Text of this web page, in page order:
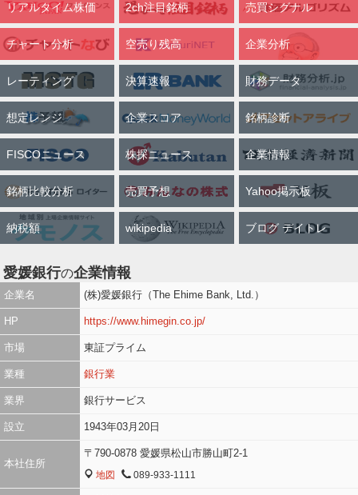
リアルタイム株価 2ch注目銘柄 売買シグナル
チャート分析 空売り残高 企業分析
レーティング 決算速報 財務データ
想定レンジ 企業スコア 銘柄診断
FISCOニュース 株探ニュース 企業情報
銘柄比較分析 売買予想 Yahoo掲示板
納税額 wikipedia ブログ デイトレ
愛媛銀行の企業情報
企業名 (株)愛媛銀行（The Ehime Bank, Ltd.）
HP https://www.himegin.co.jp/
市場 東証プライム
業種 銀行業
業界 銀行サービス
設立 1943年03月20日
本社住所
〒790-0878 愛媛県松山市勝山町2-1
MAP
地図 TEL
089-933-1111